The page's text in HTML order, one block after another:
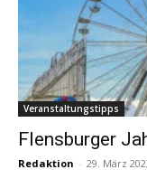
Veranstaltungstipps
Flensburger
Redaktion - 29. März